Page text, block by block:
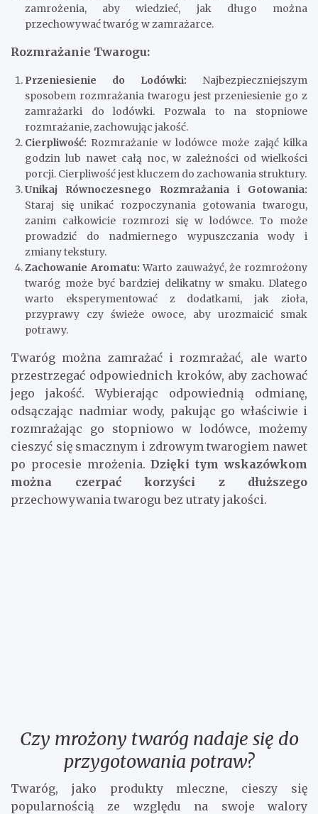
zamrożenia, aby wiedzieć, jak długo można
przechowywać twaróg w zamrażarce.
Rozmrażanie Twarogu:
Przeniesienie do Lodówki: Najbezpieczniejszym
sposobem rozmrażania twarogu jest przeniesienie go z
zamrażarki do lodówki. Pozwala to na stopniowe
rozmrażanie, zachowując jakość.
Cierpliwość: Rozmrażanie w lodówce może zająć kilka
godzin lub nawet całą noc, w zależności od wielkości
porcji. Cierpliwość jest kluczem do zachowania struktury.
Unikaj Równoczesnego Rozmrażania i Gotowania:
Staraj się unikać rozpoczynania gotowania twarogu,
zanim całkowicie rozmrozi się w lodówce. To może
prowadzić do nadmiernego wypuszczania wody i
zmiany tekstury.
Zachowanie Aromatu: Warto zauważyć, że rozmrożony
twaróg może być bardziej delikatny w smaku. Dlatego
warto eksperymentować z dodatkami, jak zioła,
przyprawy czy świeże owoce, aby urozmaicić smak
potrawy.
Twaróg można zamrażać i rozmrażać, ale warto
przestrzegać odpowiednich kroków, aby zachować
jego jakość. Wybierając odpowiednią odmianę,
odsączając nadmiar wody, pakując go właściwie i
rozmrażając go stopniowo w lodówce, możemy
cieszyć się smacznym i zdrowym twarogiem nawet
po procesie mrożenia. Dzięki tym wskazówkom
można czerpać korzyści z dłuższego
przechowywania twarogu bez utraty jakości.
Czy mrożony twaróg nadaje się do
przygotowania potraw?
Twaróg, jako produkty mleczne, cieszy się
popularnością ze względu na swoje walory